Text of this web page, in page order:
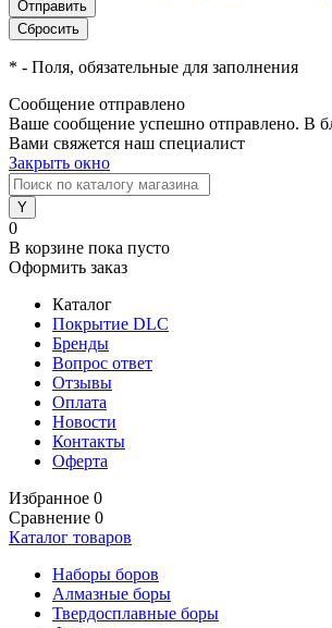
* - Поля, обязательные для заполнения
Сообщение отправлено
Ваше сообщение успешно отправлено. В
Вами свяжется наш специалист
Закрыть окно
0
В корзине пока пусто
Оформить заказ
Каталог
Покрытие DLC
Бренды
Вопрос ответ
Отзывы
Оплата
Новости
Контакты
Оферта
Избранное 0
Сравнение 0
Каталог товаров
Наборы боров
Алмазные боры
Твердосплавные боры